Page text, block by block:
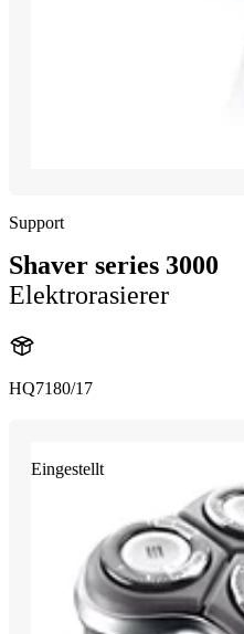
Support
Shaver series 3000
Elektrorasierer
HQ7180/17
Eingestellt